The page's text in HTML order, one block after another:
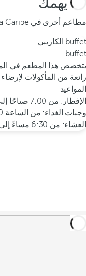
قد يهمك
مطاعم أخرى في Barceló Maya Caribe
buffet الكاريبي
buffet
يتخصص هذا المطعم في
رائعة من المأكولات لإرضاء
المواعيد
الإفطار: من 7:00 صباحًا إلى 10:30 صباحًا
وجبات الغداء: من الساعة 12:30 ظهرًا إلى الساعة 3:00 ظهرًا
العشاء: من 6:30 مساءً إلى 10:00 مساءً